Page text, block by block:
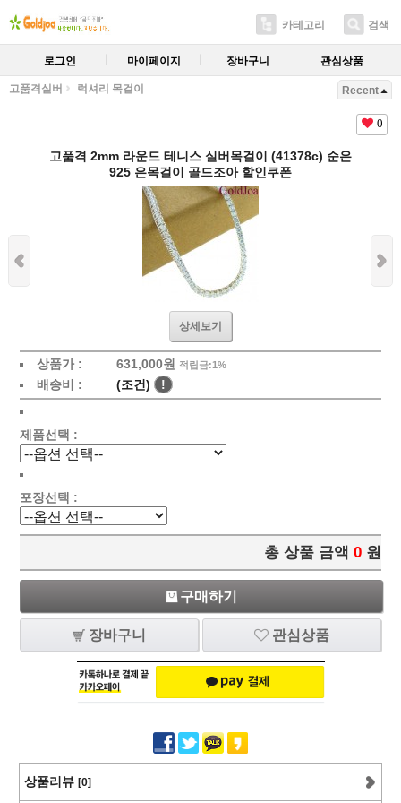
카테고리 검색
로그인 마이페이지 장바구니 관심상품
고품격실버 럭셔리 목걸이 Recent
0
고품격 2mm 라운드 테니스 실버목걸이 (41378c) 순은
925 은목걸이 골드조아 할인쿠폰
상세보기
상품가 : 631,000원 적립금:1%
배송비 : (조건) !
제품선택 :
포장선택 :
총 상품 금액 0 원
구매하기
장바구니 관심상품
상품리뷰 [0]